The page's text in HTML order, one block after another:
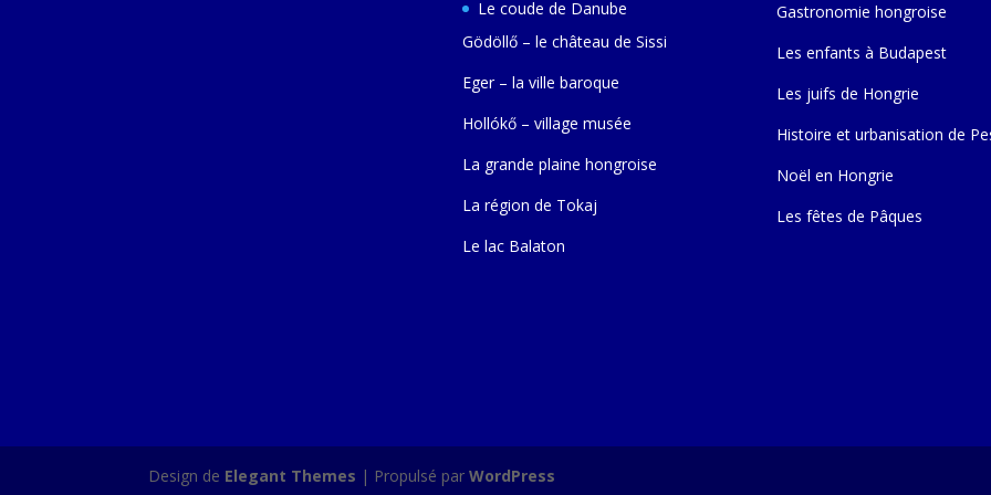
Le coude de Danube
Gödöllő – le château de Sissi
Eger – la ville baroque
Hollókő – village musée
La grande plaine hongroise
La région de Tokaj
Le lac Balaton
Gastronomie hongroise
Les enfants à Budapest
Les juifs de Hongrie
Histoire et urbanisation de
Noël en Hongrie
Les fêtes de Pâques
Design de Elegant Themes | Propulsé parWordPress